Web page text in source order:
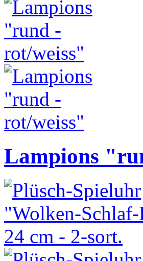
Lampions